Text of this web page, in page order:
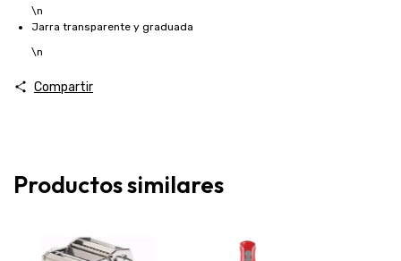
\n
Jarra transparente y graduada
\n
Compartir
Productos similares